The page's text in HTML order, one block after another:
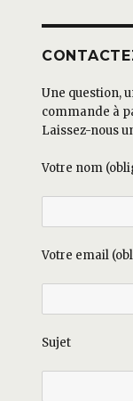
Une question,
commande à
Laissez-nous
Votre nom
Votre email
Sujet